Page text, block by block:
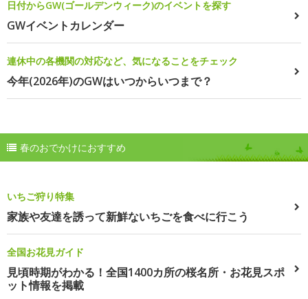
日付からGW(ゴールデンウィーク)のイベントを探す
GWイベントカレンダー
連休中の各機関の対応など、気になることをチェック
今年(2026年)のGWはいつからいつまで？
春のおでかけにおすすめ
いちご狩り特集
家族や友達を誘って新鮮ないちごを食べに行こう
全国お花見ガイド
見頃時期がわかる！全国1400カ所の桜名所・お花見スポ
ット情報を掲載